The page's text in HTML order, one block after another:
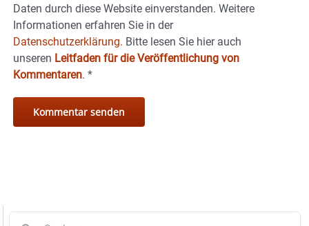
Daten durch diese Website einverstanden. Weitere
Informationen erfahren Sie in der
Datenschutzerklärung. Bitte lesen Sie hier auch
unseren Leitfaden für die Veröffentlichung von
Kommentaren. *